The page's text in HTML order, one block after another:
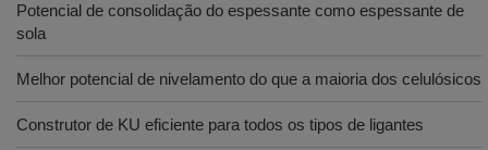
Potencial de consolidação do espessante como espessante de
sola
Melhor potencial de nivelamento do que a maioria dos celulósicos
Construtor de KU eficiente para todos os tipos de ligantes